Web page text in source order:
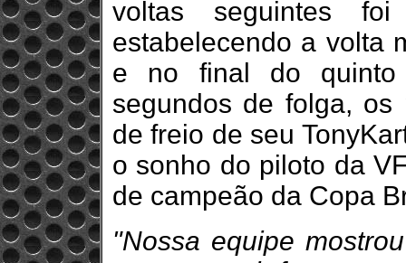
voltas seguintes
estabelecendo a volta
e no final do
segundos de folga,
de freio de seu
o sonho do piloto da
de campeão da Copa
"Nossa equipe